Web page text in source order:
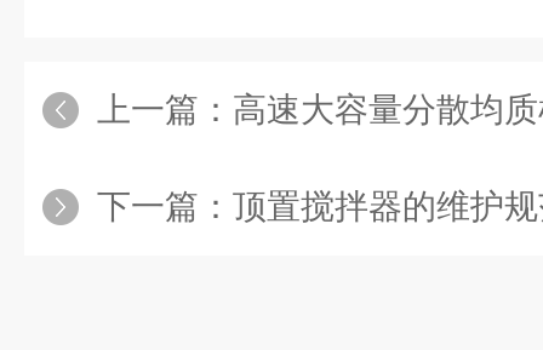
上一篇： 高速大容量分散均质机在长
下一篇： 顶置搅拌器的维护